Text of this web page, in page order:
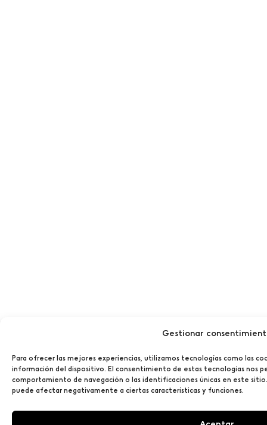
Gestionar
Para ofrecer las mejores experiencias, utilizamos tecnologías como las
información del dispositivo. El consentimiento de estas tecnologías nos
comportamiento de navegación o las identificaciones únicas en este
puede afectar negativamente a ciertas características y funciones.